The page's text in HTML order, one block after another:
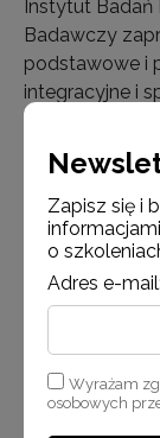
Instytut
Badawczy
podstawowe i
integracyjne i
Tworzenie
się i rozwoju…
Czytaj
Aktualności
Zapisz się i
informacjami
o
Adres e-mail:
Wyrażam
osobowych